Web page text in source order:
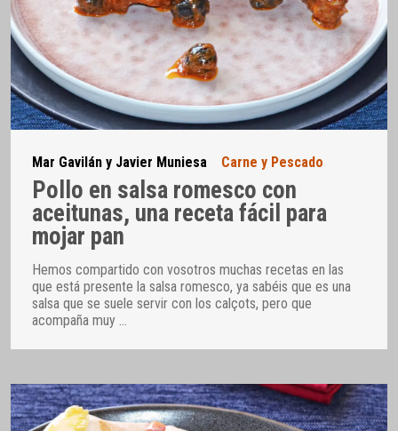
Mar Gavilán y Javier Muniesa Carne y Pescado
Pollo en salsa romesco con
aceitunas, una receta fácil para
mojar pan
Hemos compartido con vosotros muchas recetas en las
que está presente la salsa romesco, ya sabéis que es una
salsa que se suele servir con los calçots, pero que
acompaña muy